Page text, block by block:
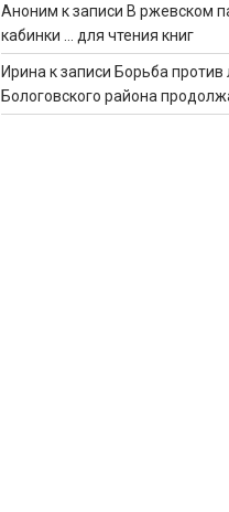
Аноним к записи В ржевском
кабинки … для чтения книг
Ирина к записи Борьба
Бологовского района